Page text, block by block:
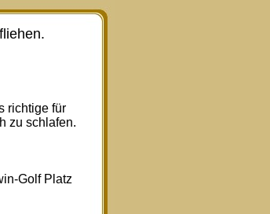
richtige für
zu schlafen.
Golf Platz